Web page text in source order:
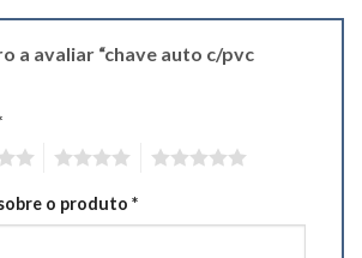
a avaliar “chave auto c/pvc
o produto *